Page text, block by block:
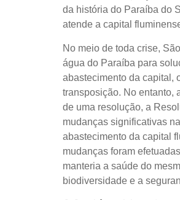
da história do Paraíba do
atende a capital
No meio de toda crise,
água do Paraíba para
abastecimento da capital,
transposição. No entanto,
de uma resolução, a
mudanças significativas
abastecimento da capital
mudanças foram
manteria a saúde do
biodiversidade e a